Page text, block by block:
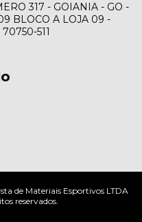
317 - GOIANIA - GO -
BLOCO A LOJA 09 -
511
de Materiais Esportivos LTDA
reservados.